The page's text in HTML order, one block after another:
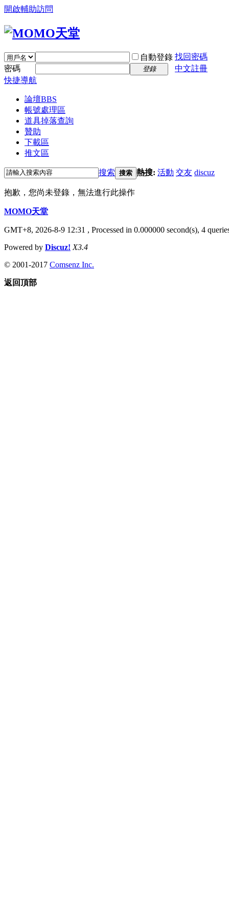
開啟輔助訪問
自動登錄 找回密碼
密碼
登錄
中文註冊
快捷導航
論壇BBS
帳號處理區
道具掉落查詢
贊助
下載區
推文區
搜索 搜索 熱搜: 活動 交友 discuz
抱歉，您尚未登錄，無法進行此操作
MOMO天堂
GMT+8, 2026-8-9 12:31 , Processed in 0.000000 second(s), 4
Powered by Discuz! X3.4
© 2001-2017 Comsenz Inc.
返回頂部